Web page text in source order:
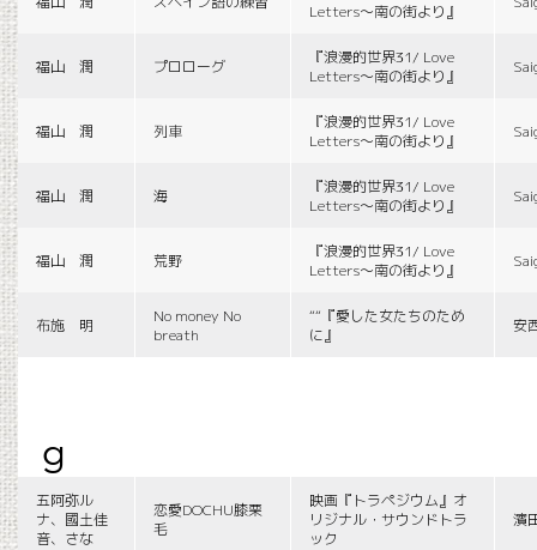
Letters〜南の街より』
福山 潤 プロローグ
『浪漫的世界31/ Love
Letters〜南の街より』
福山 潤 列車
『浪漫的世界31/ Love
Letters〜南の街より』
福山 潤 海
『浪漫的世界31/ Love
Letters〜南の街より』
福山 潤 荒野
『浪漫的世界31/ Love
Letters〜南の街より』
布施 明
No money No
breath
““『愛した女たちのため
に』
安
g
五阿弥ル
ナ、國土佳
音、さな
恋愛DOCHU膝栗
毛
映画『トラペジウム』オ
リジナル・サウンドトラ
ック
濱